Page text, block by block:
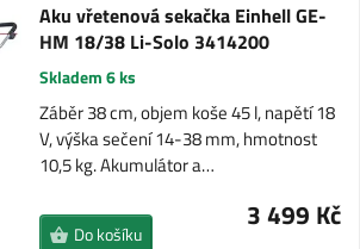
Aku vřetenová sekačka Einhell GE-
HM 18/38 Li-Solo 3414200
Skladem 6 ks
Záběr 38 cm, objem koše 45 l, napětí 18
V, výška sečení 14-38 mm, hmotnost
10,5 kg. Akumulátor a…
3 499 Kč
Do košíku